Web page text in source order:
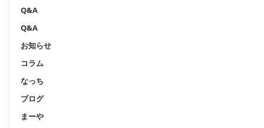
Q&A
Q&A
お知らせ
コラム
なっち
ブログ
まーや